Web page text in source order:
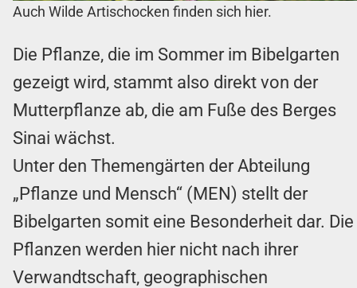
Auch Wilde Artischocken finden sich hier.
Die Pflanze, die im Sommer im Bibelgarten
gezeigt wird, stammt also direkt von der
Mutterpflanze ab, die am Fuße des Berges
Sinai wächst.
Unter den Themengärten der Abteilung
„Pflanze und Mensch“ (MEN) stellt der
Bibelgarten somit eine Besonderheit dar. Die
Pflanzen werden hier nicht nach ihrer
Verwandtschaft, geographischen